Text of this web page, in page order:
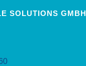
SOLUTIONS GMBH